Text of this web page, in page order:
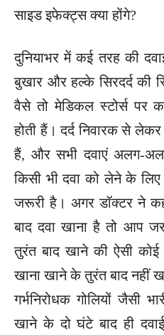
साइड इफेक्ट्स क्या होंगे?
दुनियाभर में कई तरह की
बुखार और हल्के सिरदर्द की
वैसे तो मेडिकल स्टोर्स पर
होती हैं। दर्द निवारक से
हैं, और सभी दवाएं अलग-
किसी भी दवा को लेने के
जरूरी है। अगर डॉक्टर ने
बाद दवा खाना है तो आप
तुरंत बाद खाने की ऐसी
खाना खाने के तुरंत बाद नहीं
गर्भनिरोधक गोलियों जैसी
खाने के दो घंटे बाद ही